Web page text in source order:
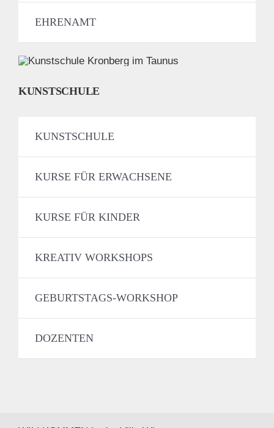
EHRENAMT
KUNSTSCHULE
KUNSTSCHULE
KURSE FÜR ERWACHSENE
KURSE FÜR KINDER
KREATIV WORKSHOPS
GEBURTSTAGS-WORKSHOP
DOZENTEN